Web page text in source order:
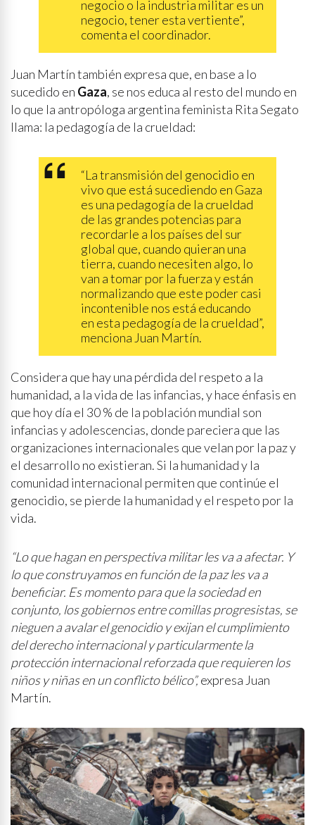
negocio o la industria militar es un
negocio, tener esta vertiente”,
comenta el coordinador.
Juan Martín también expresa que, en base a lo
sucedido en Gaza, se nos educa al resto del mundo en
lo que la antropóloga argentina feminista Rita Segato
llama: la pedagogía de la crueldad:
“La transmisión del genocidio en
vivo que está sucediendo en Gaza
es una pedagogía de la crueldad
de las grandes potencias para
recordarle a los países del sur
global que, cuando quieran una
tierra, cuando necesiten algo, lo
van a tomar por la fuerza y están
normalizando que este poder casi
incontenible nos está educando
en esta pedagogía de la crueldad”,
menciona Juan Martín.
Considera que hay una pérdida del respeto a la
humanidad, a la vida de las infancias, y hace énfasis en
que hoy día el 30 % de la población mundial son
infancias y adolescencias, donde pareciera que las
organizaciones internacionales que velan por la paz y
el desarrollo no existieran. Si la humanidad y la
comunidad internacional permiten que continúe el
genocidio, se pierde la humanidad y el respeto por la
vida.
“Lo que hagan en perspectiva militar les va a afectar. Y
lo que construyamos en función de la paz les va a
beneficiar. Es momento para que la sociedad en
conjunto, los gobiernos entre comillas progresistas, se
nieguen a avalar el genocidio y exijan el cumplimiento
del derecho internacional y particularmente la
protección internacional reforzada que requieren los
niños y niñas en un conflicto bélico”,expresa Juan
Martín.